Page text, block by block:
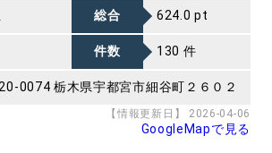
総合 624.0 pt
件数 130 件
0074 栃木県宇都宮市細谷町２６０２
【情報更新日】 2026-04-06
GoogleMapで見る